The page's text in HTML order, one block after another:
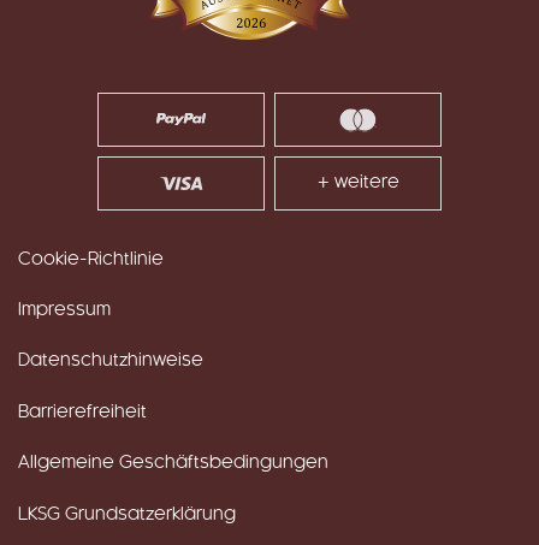
+ weitere
Cookie-Richtlinie
Impressum
Datenschutzhinweise
Barrierefreiheit
Allgemeine Geschäftsbedingungen
LKSG Grundsatzerklärung